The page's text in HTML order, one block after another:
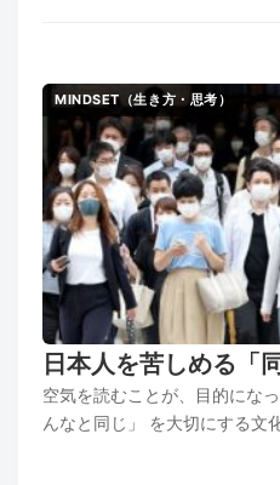
MINDSET（生き方・思考）
日本人を苦しめる「
空気を読むことが、目的にな
んなと同じ」 を大切にする文